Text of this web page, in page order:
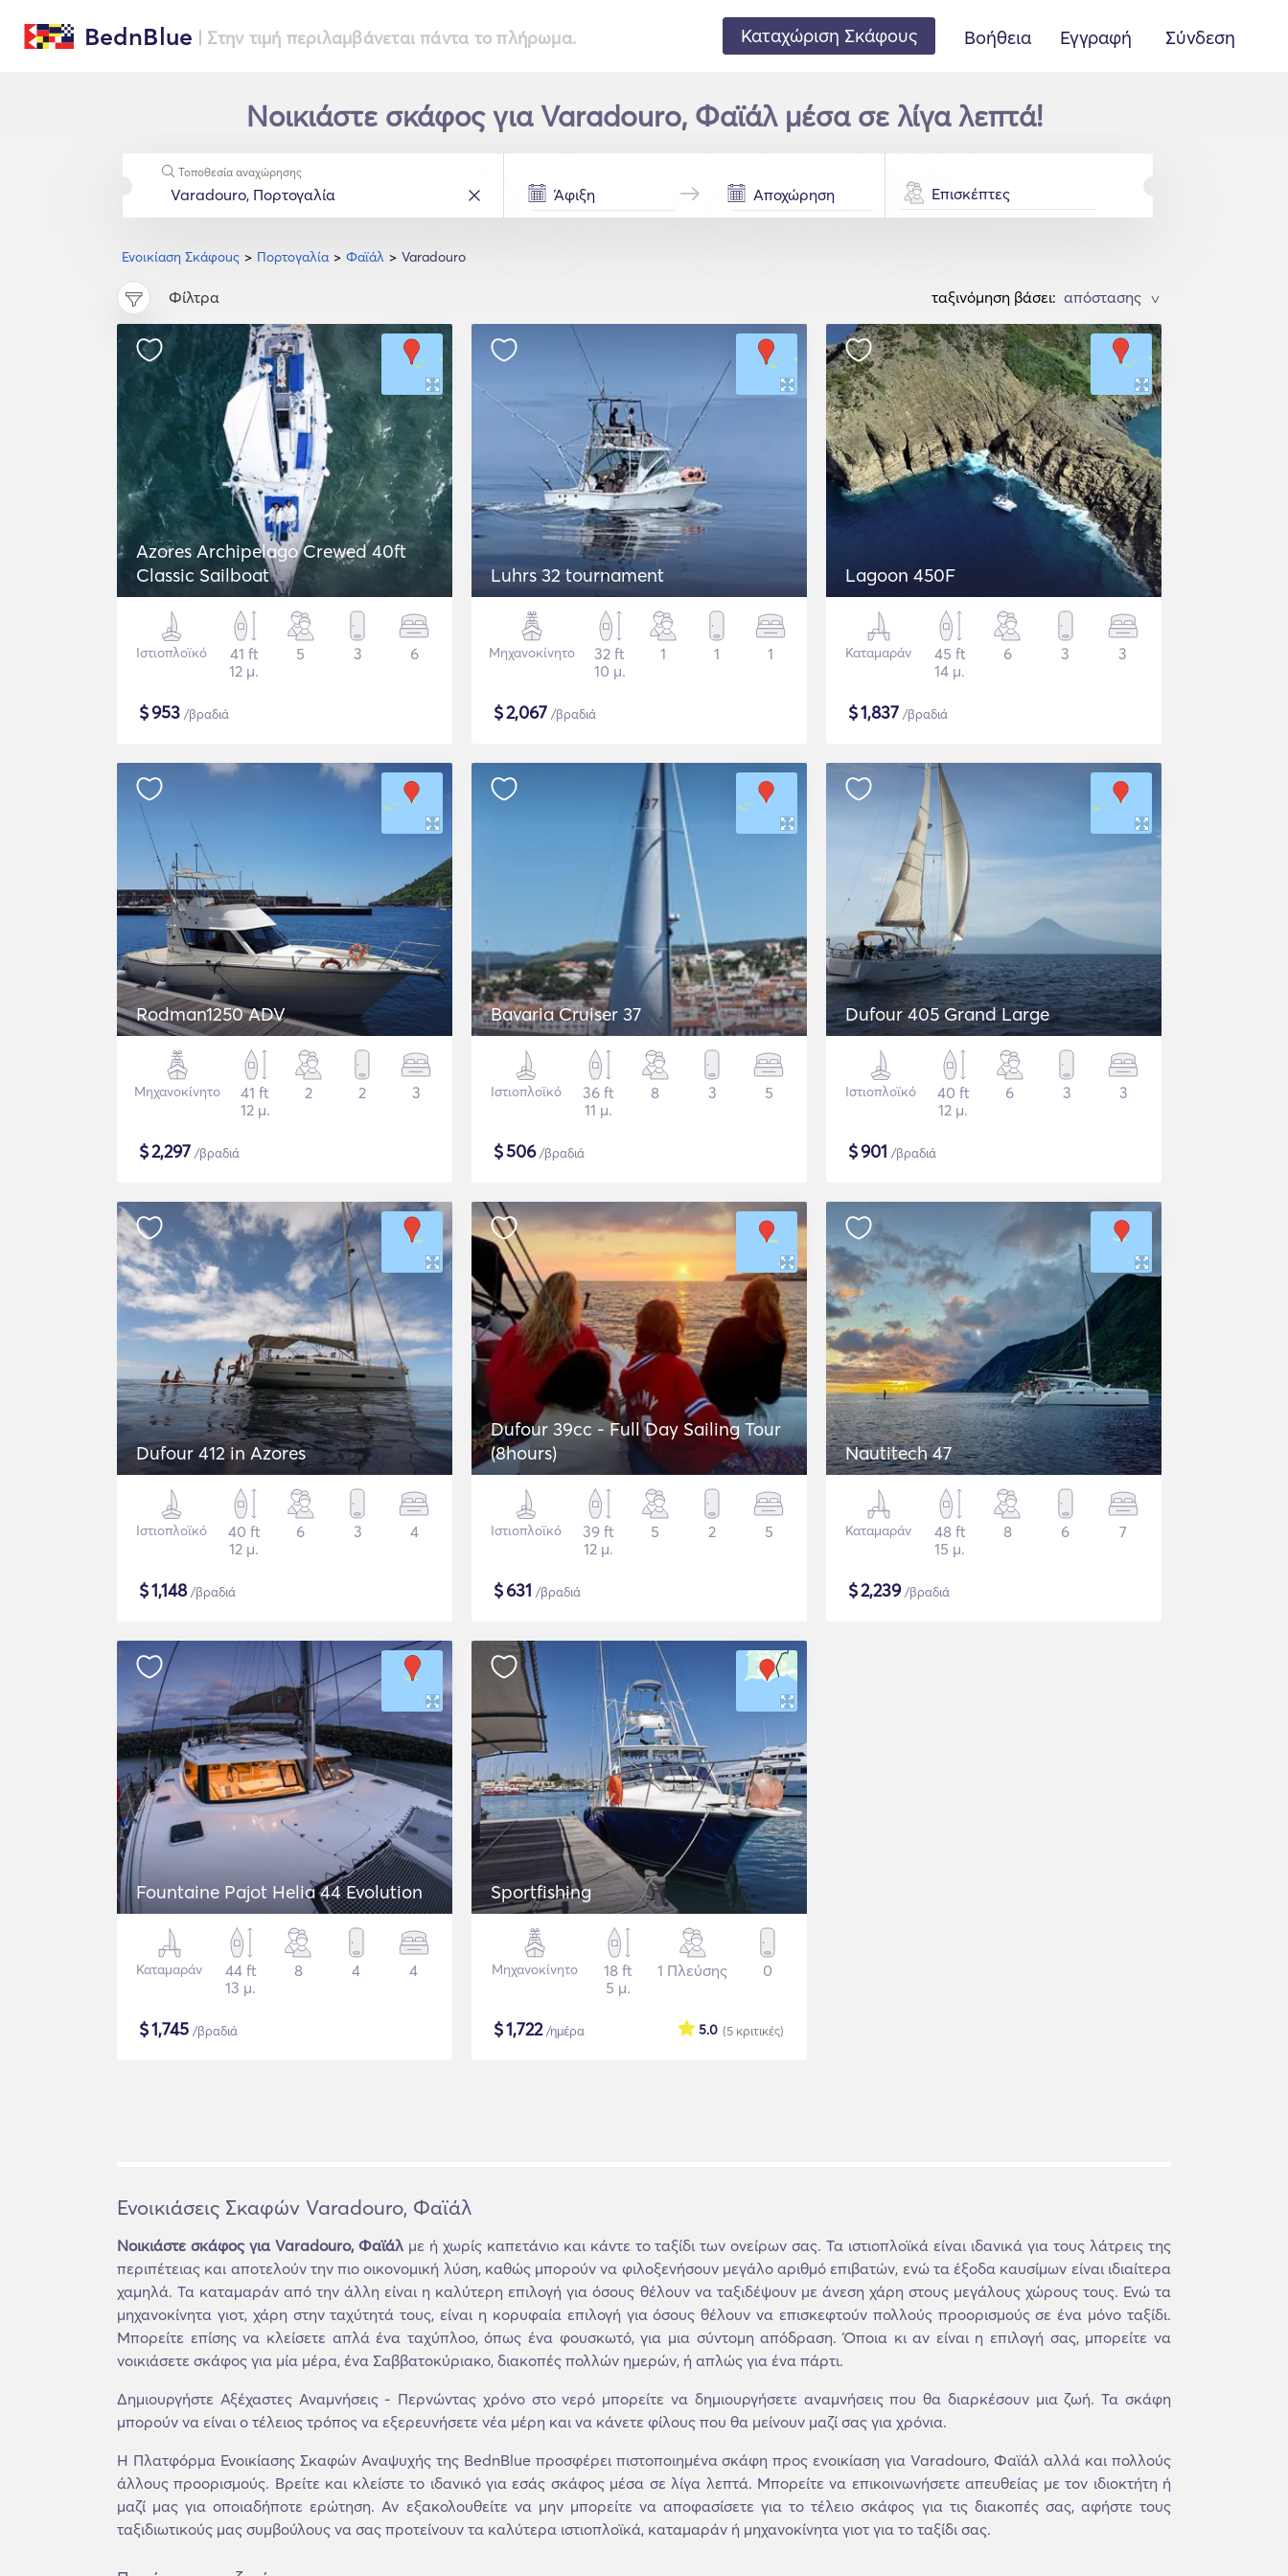
BednBlue | Στην τιμή περιλαμβάνεται πάντα το πλήρωμα. Καταχώριση Σκάφους Βοήθεια Εγγραφή Σύνδεση
Νοικιάστε σκάφος για Varadouro, Φαϊάλ μέσα σε λίγα λεπτά!
Ενοικίαση Σκάφοuς Πορτογαλία Φαϊάλ Varadouro
Τοποθεσία αναχώρησης
Επισκέπτες
Φίλτρα ταξινόμηση βάσει: >
Azores Archipelago Crewed 40ft
Classic Sailboat
Ιστιοπλοϊκό
41 ft
12 μ.
5 3 6
$953 /βραδιά
Luhrs 32 tournament
Μηχανοκίνητο
32 ft
10 μ.
1 1 1
$2,067 /βραδιά
Lagoon 450F
Καταμαράν
45 ft
14 μ.
6 3 3
$1,837 /βραδιά
Rodman1250 ADV
Μηχανοκίνητο
41 ft
12 μ.
2 2 3
$2,297 /βραδιά
Bavaria Cruiser 37
Ιστιοπλοϊκό
36 ft
11 μ.
8 3 5
$506/βραδιά
Dufour 405 Grand Large
Ιστιοπλοϊκό
40 ft
12 μ.
6 3 3
$901 /βραδιά
Dufour 412 in Azores
Ιστιοπλοϊκό
40 ft
12 μ.
6 3 4
$1,148/βραδιά
Dufour 39cc - Full Day Sailing Tour
(8hours)
Ιστιοπλοϊκό
39 ft
12 μ.
5 2 5
$631 /βραδιά
Nautitech 47
Καταμαράν
48 ft
15 μ.
8 6 7
$2,239/βραδιά
Fountaine Pajot Helia 44 Evolution
Καταμαράν
44 ft
13 μ.
8 4 4
$1,745 /βραδιά
Sportfishing
Μηχανοκίνητο
18 ft
5 μ.
1 Πλεύσης 0
$1,722/ημέρα (5 κριτικές)
5.0
Ενοικιάσεις Σκαφών Varadouro, Φαϊάλ
Νοικιάστε σκάφος για Varadouro, Φαϊάλμε ή χωρίς καπετάνιο και κάντε το ταξίδι των ονείρων σας. Τα ιστιοπλοϊκά είναι ιδανικά για τους λάτρεις της
περιπέτειας και αποτελούν την πιο οικονομική λύση, καθώς μπορούν να φιλοξενήσουν μεγάλο αριθμό επιβατών, ενώ τα έξοδα καυσίμων είναι ιδιαίτερα
χαμηλά. Τα καταμαράν από την άλλη είναι η καλύτερη επιλογή για όσους θέλουν να ταξιδέψουν με άνεση χάρη στους μεγάλους χώρους τους. Ενώ τα
μηχανοκίνητα γιοτ, χάρη στην ταχύτητά τους, είναι η κορυφαία επιλογή για όσους θέλουν να επισκεφτούν πολλούς προορισμούς σε ένα μόνο ταξίδι.
Μπορείτε επίσης να κλείσετε απλά ένα ταχύπλοο, όπως ένα φουσκωτό, για μια σύντομη απόδραση. Όποια κι αν είναι η επιλογή σας, μπορείτε να
νοικιάσετε σκάφος για μία μέρα, ένα Σαββατοκύριακο, διακοπές πολλών ημερών, ή απλώς για ένα πάρτι.
Δημιουργήστε Αξέχαστες Αναμνήσεις - Περνώντας χρόνο στο νερό μπορείτε να δημιουργήσετε αναμνήσεις που θα διαρκέσουν μια ζωή. Τα σκάφη
μπορούν να είναι ο τέλειος τρόπος να εξερευνήσετε νέα μέρη και να κάνετε φίλους που θα μείνουν μαζί σας για χρόνια.
Η Πλατφόρμα Ενοικίασης Σκαφών Αναψυχής της BednBlue προσφέρει πιστοποιημένα σκάφη προς ενοικίαση για Varadouro, Φαϊάλ αλλά και πολλούς
άλλους προορισμούς. Βρείτε και κλείστε το ιδανικό για εσάς σκάφος μέσα σε λίγα λεπτά. Μπορείτε να επικοινωνήσετε απευθείας με τον ιδιοκτήτη ή
μαζί μας για οποιαδήποτε ερώτηση. Αν εξακολουθείτε να μην μπορείτε να αποφασίσετε για το τέλειο σκάφος για τις διακοπές σας, αφήστε τους
ταξιδιωτικούς μας συμβούλους να σας προτείνουν τα καλύτερα ιστιοπλοϊκά, καταμαράν ή μηχανοκίνητα γιοτ για το ταξίδι σας.